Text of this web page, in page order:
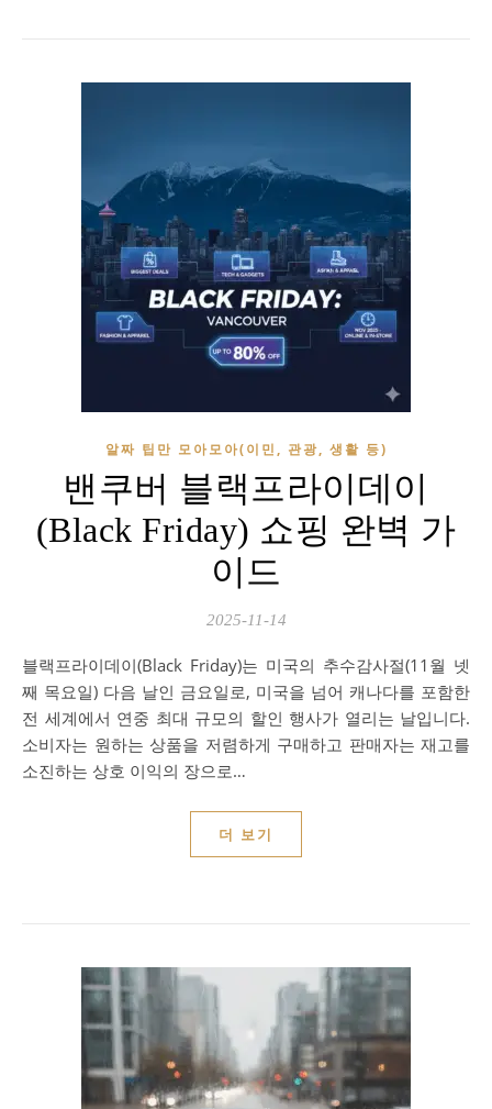
알짜 팁만 모아모아(이민, 관광, 생활 등)
밴쿠버 블랙프라이데이
(Black Friday) 쇼핑 완벽 가
이드
2025-11-14
블랙프라이데이(Black Friday)는 미국의 추수감사절(11월 넷
째 목요일) 다음 날인 금요일로, 미국을 넘어 캐나다를 포함한
전 세계에서 연중 최대 규모의 할인 행사가 열리는 날입니다.
소비자는 원하는 상품을 저렴하게 구매하고 판매자는 재고를
소진하는 상호 이익의 장으로…
더 보기